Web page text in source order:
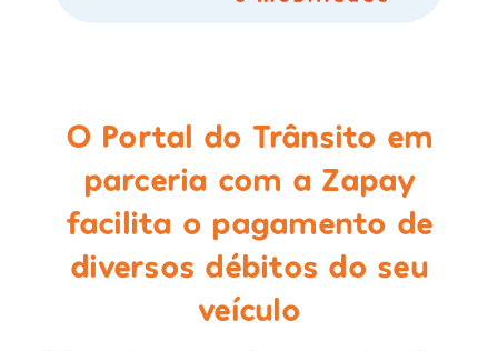
O Portal do Trânsito em
parceria com a Zapay
facilita o pagamento de
diversos débitos do seu
veículo